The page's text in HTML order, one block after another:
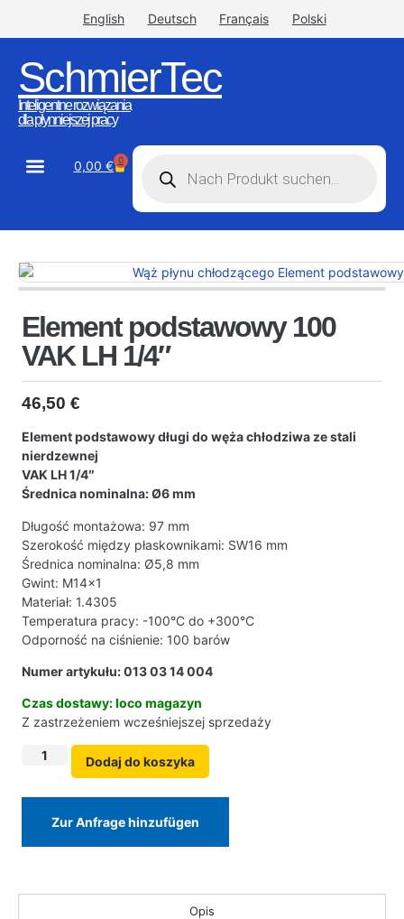
English Deutsch Français Polski
SchmierTec
Inteligentne rozwiązania
dla płynniejszej pracy
0,00 € 0
Element podstawowy 100
VAK LH 1/4″
46,50 €
Element podstawowy długi do węża chłodziwa ze stali
nierdzewnej
VAK LH 1/4″
Średnica nominalna: Ø6 mm
Długość montażowa: 97 mm
Szerokość między płaskownikami: SW16 mm
Średnica nominalna: Ø5,8 mm
Gwint: M14x1
Materiał: 1.4305
Temperatura pracy: -100°C do +300°C
Odporność na ciśnienie: 100 barów
Numer artykułu: 013 03 14 004
Czas dostawy: loco magazyn
Z zastrzeżeniem wcześniejszej sprzedaży
Dodaj do koszyka
Zur Anfrage hinzufügen
Opis